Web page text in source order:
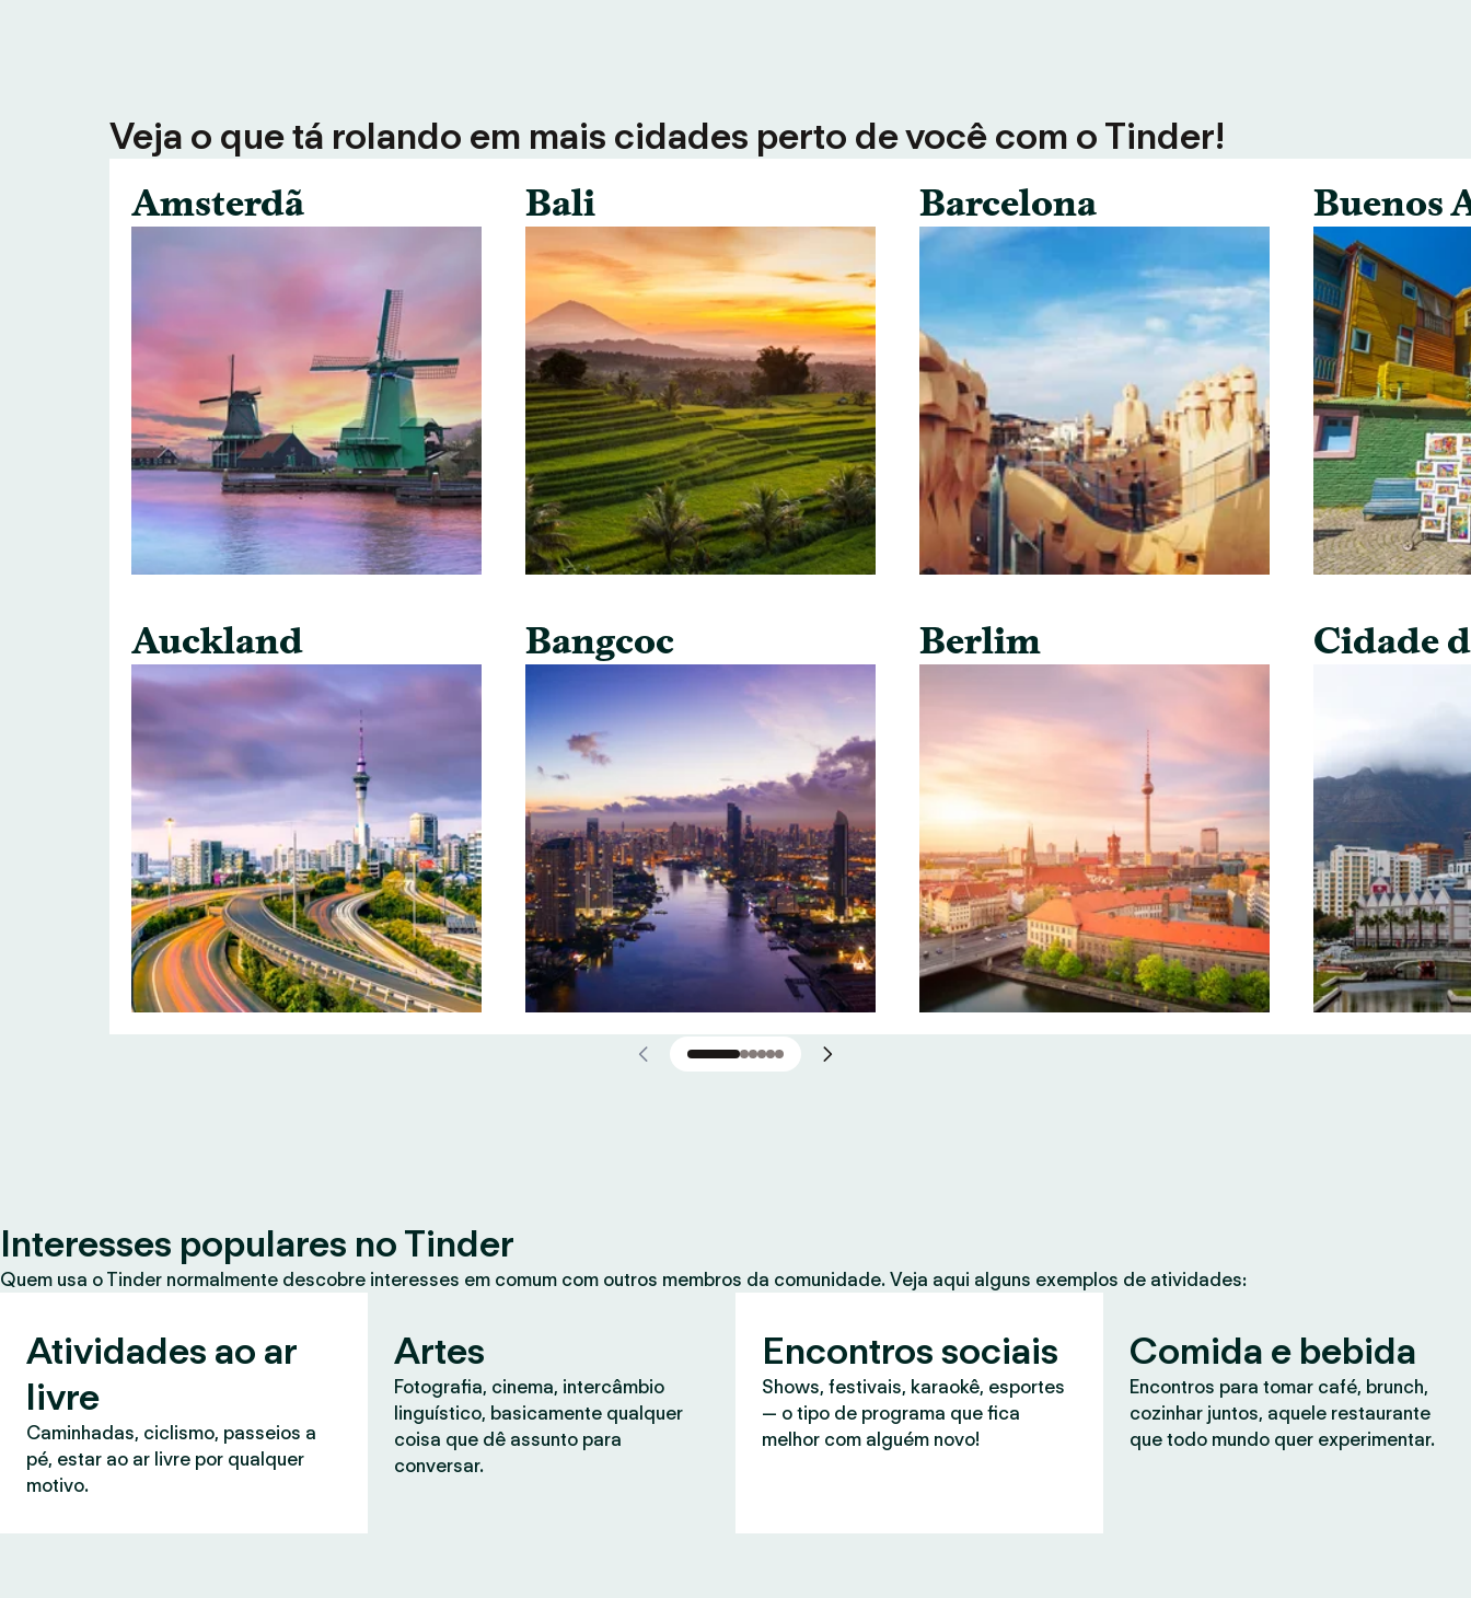
Veja o que tá rolando em mais cidades perto de você com o Tinder!
Amsterdã
Auckland
Bali
Bangcoc
Barcelona
Berlim
Buenos
Cidade
Interesses populares no Tinder
Quem usa o Tinder normalmente descobre interesses em comum com outros membros da comunidade. Veja aqui alguns exemplos de atividades:
Atividades ao ar
livre
Caminhadas, ciclismo, passeios a
pé, estar ao ar livre por qualquer
motivo.
Artes
Fotografia, cinema, intercâmbio
linguístico, basicamente qualquer
coisa que dê assunto para
conversar.
Encontros sociais
Shows, festivais, karaokê, esportes
— o tipo de programa que fica
melhor com alguém novo!
Comida e bebida
Encontros para tomar café, brunch,
cozinhar juntos, aquele restaurante
que todo mundo quer experimentar.